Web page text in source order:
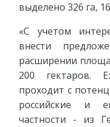
выделено 326 га,
«С учетом
внести
расширении
200 гектаров.
проходит с
российские и
частности - из